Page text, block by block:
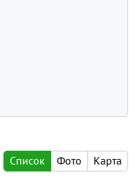
Список
Фото Карта